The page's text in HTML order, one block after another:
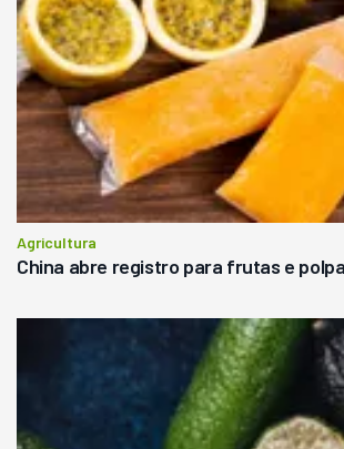
Agricultura
China abre registro para frutas e